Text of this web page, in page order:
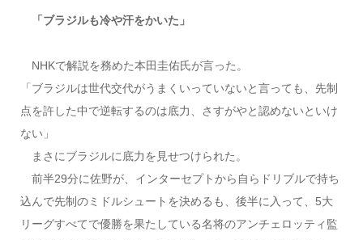
「ブラジルも冷や汗をかいた」
NHKで解説を務めた本田圭佑氏が言った。
「ブラジルは世代交代がうまくいっていないと言っても、先制
点を許した中で逆転するのは底力、さすがやと認めないといけ
ない」
まさにブラジルに底力を見せつけられた。
前半29分に佐野が、インターセプトから自らドリブルで持ち
込んで先制のミドルシュートを決めるも、後半に入って、5大
リーグすべてで優勝を果たしている名将のアンチェロッティ監